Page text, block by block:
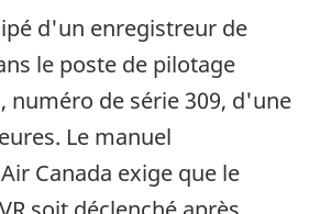
d'un enregistreur de
le poste de pilotage
numéro de série 309, d'une
Le manuel
Canada exige que le